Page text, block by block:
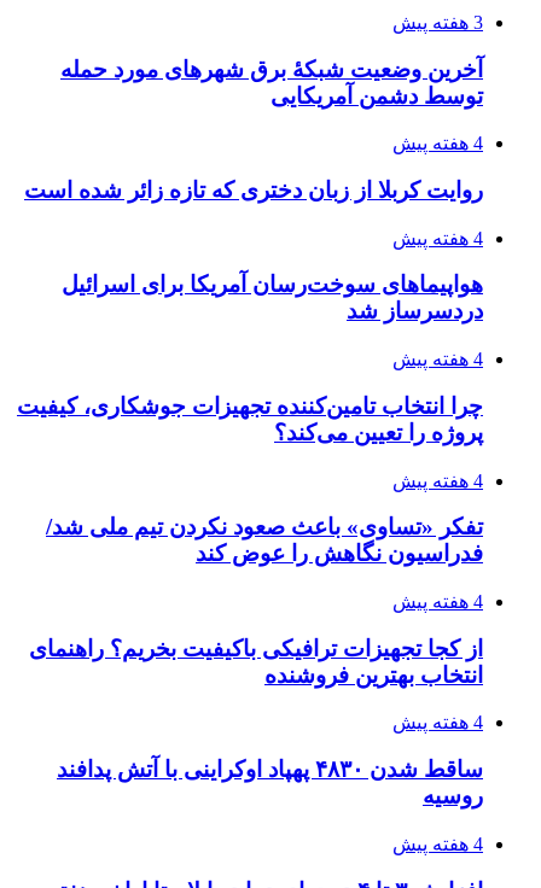
۱۴۰۵/۰۴/۲۰
رکوردزنی عمل پیوند عضو در قلب پایتخت
۱۴۰۵/۰۴/۱۹
مدیرعامل برق تهران: کاهش ۱۰ درصدی مصرف
برق، ضامن پایداری شبکه است
۱۴۰۵/۰۴/۱۸
راه اندازی مرغداری؛ محاسبه هزینه، درآمد و سود با
طرح توجیهی
۱۴۰۵/۰۴/۱۸
۱۴۲۰؛ راه ارتباطی بیمه شدگان تأمین‌اجتماعی
احتمال بازگشت نرخ حمل دریایی به قبل از جنگ
طی ۲ تا ۳ ماه آینده
۱۴۰۵/۰۴/۱۵
شکست شاگردان قهرمانی مقابل چین تایپه/ تلاش
برای عنوان یازدهمی
پیوندها
خرید بهترین قهوه | خرید قهوه | قهوه گرنیکا کافی
صندوق طلا
صندوق طلا